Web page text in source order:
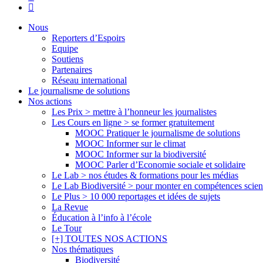
flickr
Close
Nous
Reporters d’Espoirs
Equipe
Soutiens
Partenaires
Réseau international
Le journalisme de solutions
Nos actions
Les Prix > mettre à l’honneur les journalistes
Les Cours en ligne > se former gratuitement
MOOC Pratiquer le journalisme de solutions
MOOC Informer sur le climat
MOOC Informer sur la biodiversité
MOOC Parler d’Economie sociale et solidaire
Le Lab > nos études & formations pour les médias
Le Lab Biodiversité > pour monter en compétences
Le Plus > 10 000 reportages et idées de sujets
La Revue
Éducation à l’info à l’école
Le Tour
[+] TOUTES NOS ACTIONS
Nos thématiques
Biodiversité